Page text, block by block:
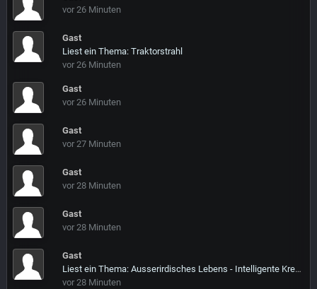
vor 26 Minuten
Gast
Liest ein Thema: Traktorstrahl
vor 26 Minuten
Gast
vor 26 Minuten
Gast
vor 27 Minuten
Gast
vor 28 Minuten
Gast
vor 28 Minuten
Gast
Liest ein Thema: Ausserirdisches Lebens - Intelligente Kreaturen? [Doku deutsch] bei Youtube
vor 28 Minuten